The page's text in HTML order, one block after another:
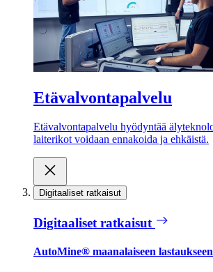
Etävalvontapalvelu
Etävalvontapalvelu hyödyntää
laiterikot voidaan ennakoida ja ehkäistä.
Digitaaliset ratkaisut
Digitaaliset ratkaisut
AutoMine® maanalaiseen